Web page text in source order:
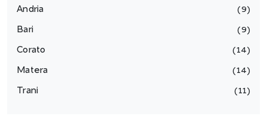
Andria 9
Bari 9
Corato 14
Matera 14
Trani 11